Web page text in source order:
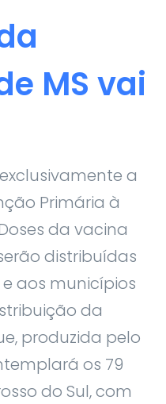
MS vai
a
Primária à
da vacina
distribuídas
aos municípios
da
produzida pelo
os 79
do Sul, com